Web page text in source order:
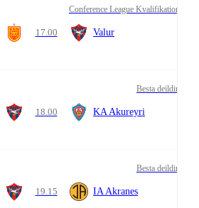
Conference League Kvalifikation
17.00 Valur
Besta deildin
18.00 KA Akureyri
Besta deildin
19.15 IA Akranes